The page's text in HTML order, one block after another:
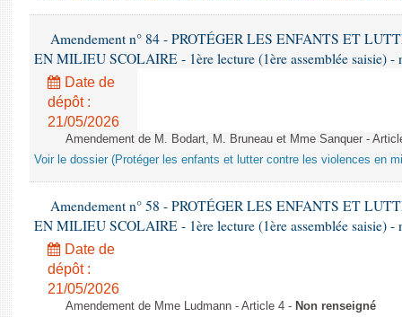
Amendement n° 84 - PROTÉGER LES ENFANTS ET
EN MILIEU SCOLAIRE - 1ère lecture (1ère assemblée saisie) -
Date de
dépôt :
21/05/2026
Amendement de M. Bodart, M. Bruneau et Mme Sanquer -
Voir le dossier (Protéger les enfants et lutter contre les violences en
Amendement n° 58 - PROTÉGER LES ENFANTS ET
EN MILIEU SCOLAIRE - 1ère lecture (1ère assemblée saisie) -
Date de
dépôt :
21/05/2026
Amendement de Mme Ludmann - Article 4 - Non renseigné